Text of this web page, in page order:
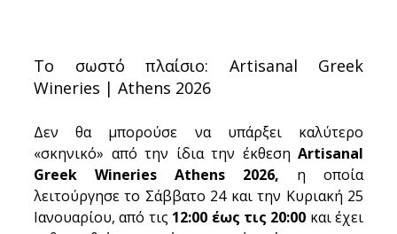
Το σωστό πλαίσιο: Artisanal Greek
Wineries | Athens 2026
Δεν θα μπορούσε να υπάρξει καλύτερο
«σκηνικό» από την ίδια την έκθεση Artisanal
Greek Wineries Athens 2026, η οποία
λειτούργησε το Σάββατο 24 και την Κυριακή 25
Ιανουαρίου, από τις 12:00 έως τις 20:00 και έχει